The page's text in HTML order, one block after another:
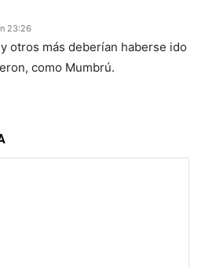
23:26
otros más deberían haberse ido
como Mumbrú.